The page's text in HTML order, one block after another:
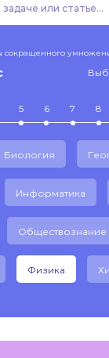
5 6 7 8
Биология
Информатика
Обществознание
Физика